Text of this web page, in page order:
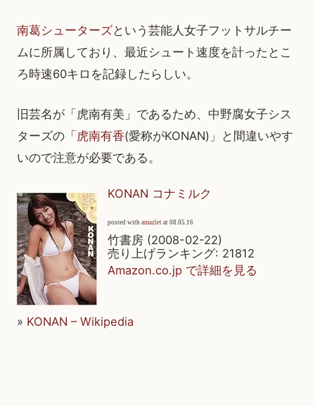
南葛シューターズという芸能人女子フットサルチー
ムに所属しており、最近シュート速度を計ったとこ
ろ時速60キロを記録したらしい。
旧芸名が「虎南有美」であるため、中野腐女子シス
ターズの「 虎南有香(愛称がKONAN)」と間違いやす
いので注意が必要である。
KONAN コナミルク
posted with amazlet at 08.05.16
竹書房 (2008-02-22)
売り上げランキング: 21812
Amazon.co.jp で詳細を見る
» KONAN – Wikipedia